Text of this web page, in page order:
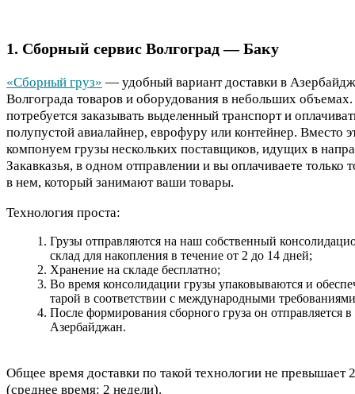
1. Сборный сервис Волгоград — Баку
«Сборный груз» — удобный вариант доставки в
Волгограда товаров и оборудования в небольших
потребуется заказывать выделенный транспорт и
полупустой авиалайнер, еврофуру или контейнер. Вместо
компонуем грузы нескольких поставщиков, идущих в
Закавказья, в одном отправлении и вы оплачиваете только
в нем, который занимают ваши товары.
Технология проста:
Грузы отправляются на наш собственный
склад для накопления в течение от 2 до 14 дней;
Хранение на складе бесплатно;
Во время консолидации грузы упаковываются и
тарой в соответствии с международными
После формирования сборного груза он отправляется в
Азербайджан.
Общее время доставки по такой технологии не превышает
(среднее время: 2 недели).